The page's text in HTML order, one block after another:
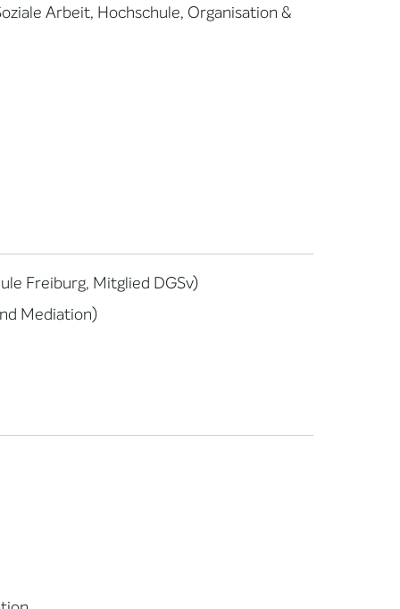
Arbeit, Hochschule, Organisation &
Freiburg, Mitglied DGSv)
Mediation)